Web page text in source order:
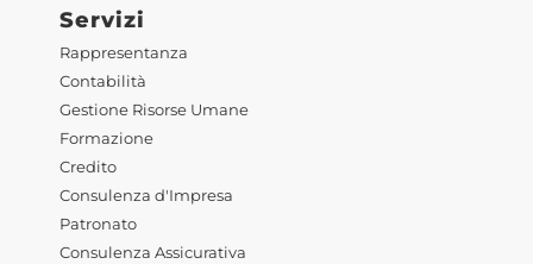
Servizi
Rappresentanza
Contabilità
Gestione Risorse Umane
Formazione
Credito
Consulenza d'Impresa
Patronato
Consulenza Assicurativa